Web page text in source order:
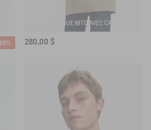
PARKA LONGUE MTD AVEC CAPUCHE
280,00 $